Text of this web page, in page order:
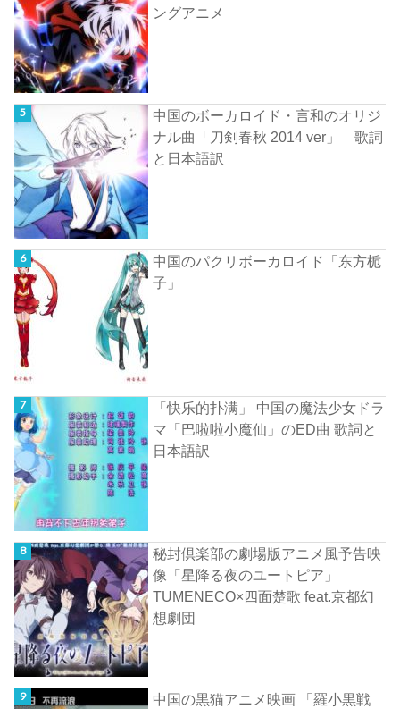
ングアニメ
中国のボーカロイド・言和のオリジ
ナル曲「刀剣春秋 2014 ver」 歌詞
と日本語訳
中国のパクリボーカロイド「东方栀
子」
「快乐的扑满」 中国の魔法少女ドラ
マ「巴啦啦小魔仙」のED曲 歌詞と
日本語訳
秘封倶楽部の劇場版アニメ風予告映
像「星降る夜のユートピア」
TUMENECO×四面楚歌 feat.京都幻
想劇団
中国の黒猫アニメ映画 「羅小黒戦